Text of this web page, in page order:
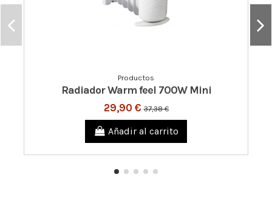
Productos
Radiador Warm feel 700W Mini
29,90 €37,38 €
Añadir al carrito